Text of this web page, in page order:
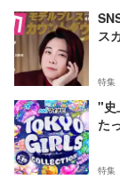
ス
特集
"史
た
特集